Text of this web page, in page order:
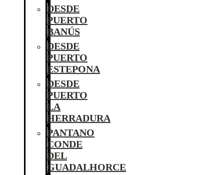
DESDE
PUERTO
BANÚS
DESDE
PUERTO
ESTEPONA
DESDE
PUERTO
LA
HERRADURA
PANTANO
CONDE
DEL
GUADALHORCE